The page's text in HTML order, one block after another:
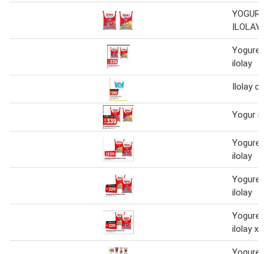
ILOLAY
ilolay
Ilolay
Yogur
Yogures
ilolay
Yogures
ilolay
Yogures
ilolay x 1